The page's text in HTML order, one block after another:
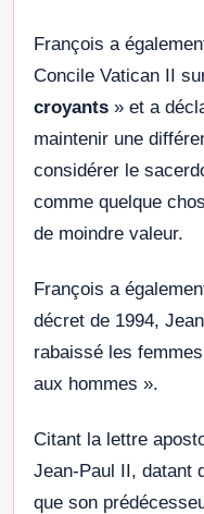
François a
Concile Vatican II
croyants » et a
maintenir une
considérer le
comme quelque
de moindre valeur.
François a
décret de 1994,
rabaissé les
aux hommes ».
Citant la lettre
Jean-Paul II, datant
que son